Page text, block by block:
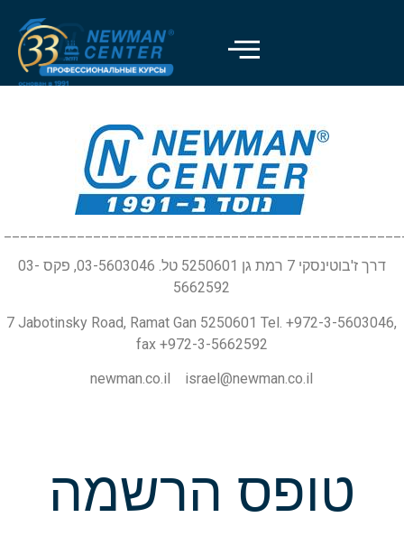
דרך ז'בוטינסקי 7 רמת גן 5250601 טל. 03-5603046, פקס 03-
5662592
7 Jabotinsky Road, Ramat Gan 5250601 Tel. +972-3-5603046,
fax +972-3-5662592
newman.co.il israel@newman.co.il
טופס הרשמה